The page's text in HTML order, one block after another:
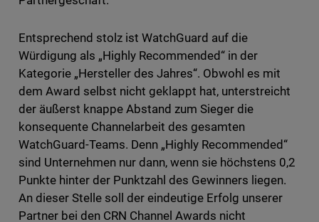
Entsprechend stolz ist WatchGuard auf die
Würdigung als „Highly Recommended“ in der
Kategorie „Hersteller des Jahres“. Obwohl es mit
dem Award selbst nicht geklappt hat, unterstreicht
der äußerst knappe Abstand zum Sieger die
konsequente Channelarbeit des gesamten
WatchGuard-Teams. Denn „Highly Recommended“
sind Unternehmen nur dann, wenn sie höchstens 0,2
Punkte hinter der Punktzahl des Gewinners liegen.
An dieser Stelle soll der eindeutige Erfolg unserer
Partner bei den CRN Channel Awards nicht